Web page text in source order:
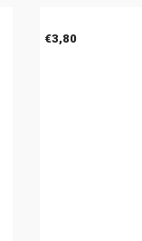
€3,80